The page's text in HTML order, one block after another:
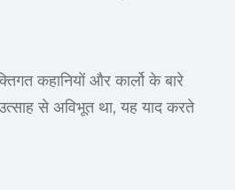
कहानियों और कार्लो के बारे
से अविभूत था, यह याद करते